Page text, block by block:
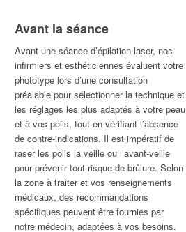
Avant la séance
Avant une séance d’épilation laser, nos
infirmiers et esthéticiennes évaluent votre
phototype lors d’une consultation
préalable pour sélectionner la technique et
les réglages les plus adaptés à votre peau
et à vos poils, tout en vérifiant l’absence
de contre-indications. Il est impératif de
raser les poils la veille ou l’avant-veille
pour prévenir tout risque de brûlure. Selon
la zone à traiter et vos renseignements
médicaux, des recommandations
spécifiques peuvent être fournies par
notre médecin, adaptées à vos besoins.